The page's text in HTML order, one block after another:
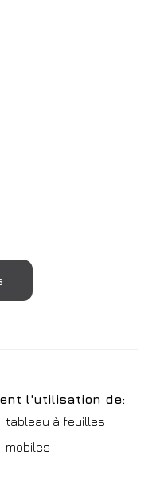
l'utilisation de:
tableau à feuilles
mobiles